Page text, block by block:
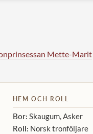
Mette-Marit
HEM OCH ROLL
Bor: Skaugum, Asker
Roll: Norsk tronföljare